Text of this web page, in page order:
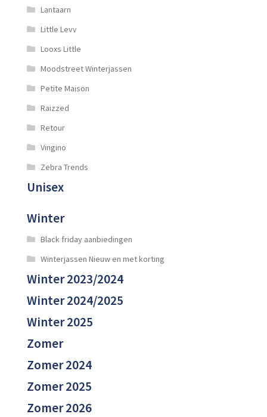
Lantaarn
Little Levv
Looxs Little
Moodstreet Winterjassen
Petite Maison
Raizzed
Retour
Vingino
Zebra Trends
Unisex
Winter
Black friday aanbiedingen
Winterjassen Nieuw en met korting
Winter 2023/2024
Winter 2024/2025
Winter 2025
Zomer
Zomer 2024
Zomer 2025
Zomer 2026